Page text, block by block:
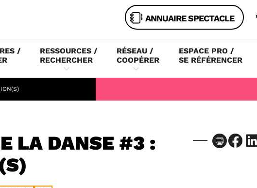
ANNUAIRE SPECTACLE
/
RESSOURCES /
RECHERCHER
RÉSEAU /
COOPÉRER
ESPACE PRO /
SE RÉFÉRENCER
LA DANSE #3 :